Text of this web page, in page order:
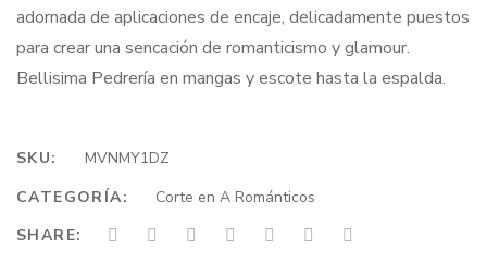
$6,380,000.
es:
$4,880,000.
adornada de aplicaciones de encaje, delicadamente puestos
para crear una sencación de romanticismo y glamour.
Bellisima Pedrería en mangas y escote hasta la espalda.
SKU:
MVNMY1DZ
CATEGORÍA:
Corte en A Románticos
SHARE: